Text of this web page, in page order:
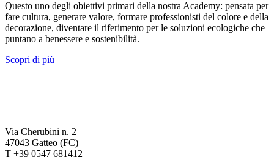
Questo uno degli obiettivi primari della nostra Academy: pensata per
fare cultura, generare valore, formare professionisti del colore e della
decorazione, diventare il riferimento per le soluzioni ecologiche che
puntano a benessere e sostenibilità.
Scopri di più
Via Cherubini n. 2
47043 Gatteo (FC)
T +39 0547 681412